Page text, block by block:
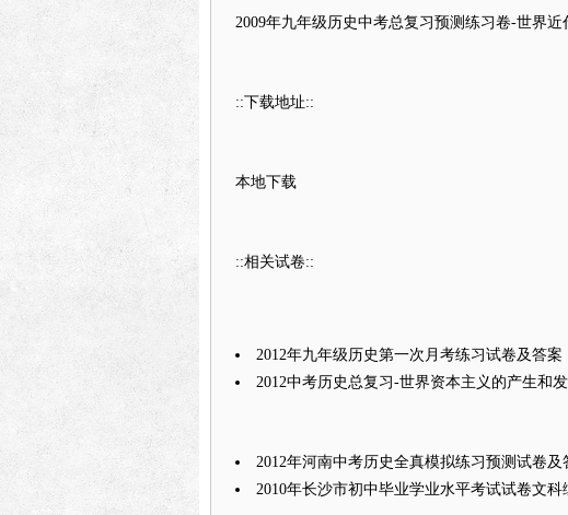
2009年九年级历史中考总复习预测练习卷-世界近
::下载地址::
本地下载
::相关试卷::
2012年九年级历史第一次月考练习试卷及答案
2012中考历史总复习-世界资本主义的产生和
2012年河南中考历史全真模拟练习预测试卷及
2010年长沙市初中毕业学业水平考试试卷文科